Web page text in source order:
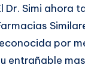
Dr. Simi ahora
por
entrañable